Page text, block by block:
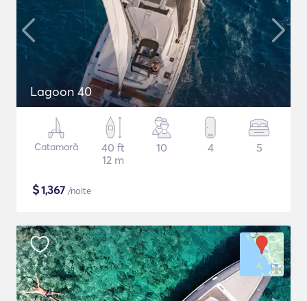
Lagoon 40
Catamarã
40 ft
12 m
10 4 5
$1,367 /noite